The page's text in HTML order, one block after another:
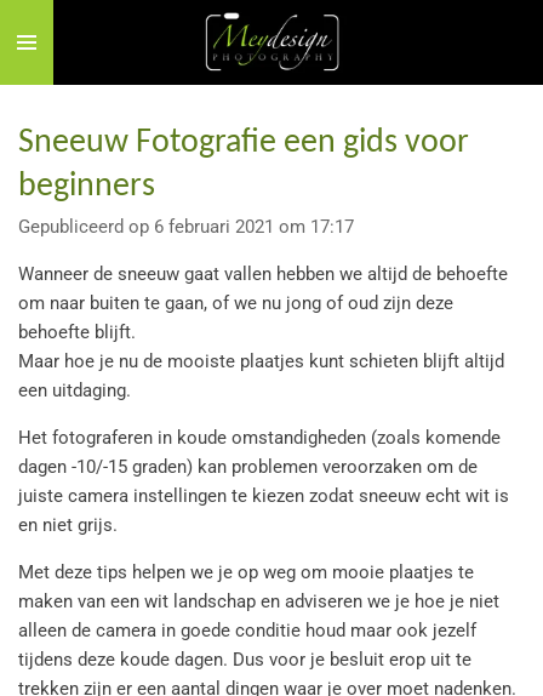
direct
naar
hoofdinhoud
Sneeuw Fotografie een gids voor
beginners
Gepubliceerd op 6 februari 2021 om 17:17
Wanneer de sneeuw gaat vallen hebben we altijd de behoefte
om naar buiten te gaan, of we nu jong of oud zijn deze
behoefte blijft.
Maar hoe je nu de mooiste plaatjes kunt schieten blijft altijd
een uitdaging.
Het fotograferen in koude omstandigheden (zoals komende
dagen -10/-15 graden) kan problemen veroorzaken om de
juiste camera instellingen te kiezen zodat sneeuw echt wit is
en niet grijs.
Met deze tips helpen we je op weg om mooie plaatjes te
maken van een wit landschap en adviseren we je hoe je niet
alleen de camera in goede conditie houd maar ook jezelf
tijdens deze koude dagen. Dus voor je besluit erop uit te
trekken zijn er een aantal dingen waar je over moet nadenken.